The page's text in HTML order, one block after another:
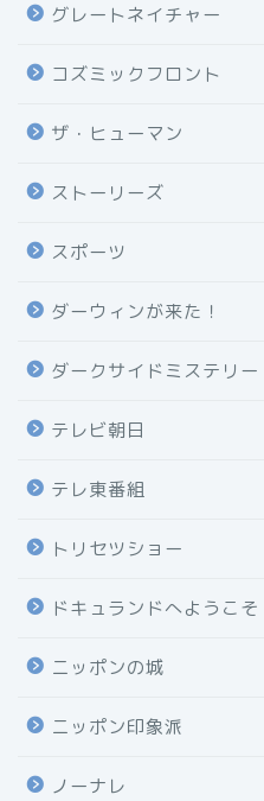
グレートネイチャー
コズミックフロント
ザ・ヒューマン
ストーリーズ
スポーツ
ダーウィンが来た！
ダークサイドミステリー
テレビ朝日
テレ東番組
トリセツショー
ドキュランドへようこそ
ニッポンの城
ニッポン印象派
ノーナレ